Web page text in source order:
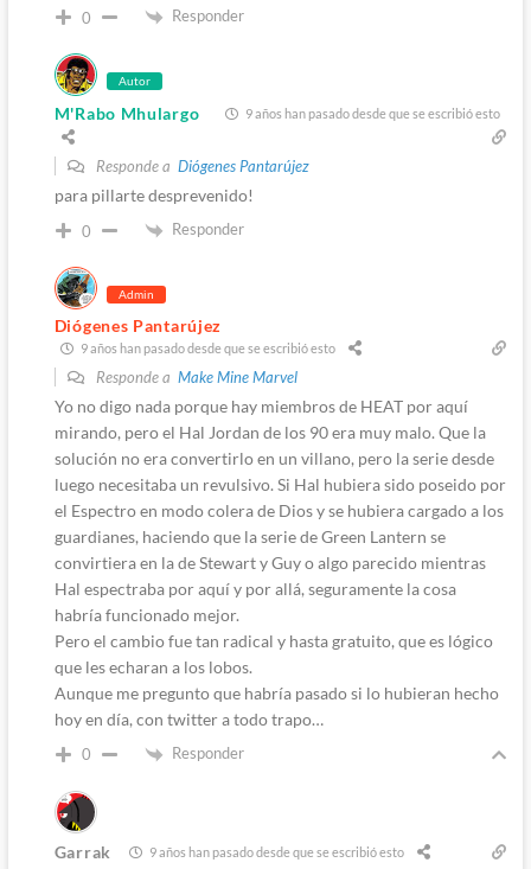
0 Responder
Autor
M'Rabo Mhulargo 9 años han pasado desde que se escribió esto
Responde a Diógenes Pantarújez
para pillarte desprevenido!
0 Responder
Admin
Diógenes Pantarújez
9 años han pasado desde que se escribió esto
Responde a Make Mine Marvel
Yo no digo nada porque hay miembros de HEAT por aquí
mirando, pero el Hal Jordan de los 90 era muy malo. Que la
solución no era convertirlo en un villano, pero la serie desde
luego necesitaba un revulsivo. Si Hal hubiera sido poseido por
el Espectro en modo colera de Dios y se hubiera cargado a los
guardianes, haciendo que la serie de Green Lantern se
convirtiera en la de Stewart y Guy o algo parecido mientras
Hal espectraba por aquí y por allá, seguramente la cosa
habría funcionado mejor.
Pero el cambio fue tan radical y hasta gratuito, que es lógico
que les echaran a los lobos.
Aunque me pregunto que habría pasado si lo hubieran hecho
hoy en día, con twitter a todo trapo…
0 Responder
Garrak 9 años han pasado desde que se escribió esto